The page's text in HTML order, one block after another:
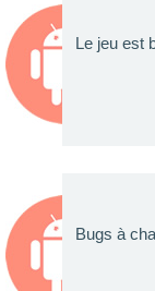
Le jeu est
Bugs à